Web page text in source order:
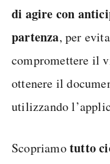
di agire con
partenza, per
compromettere il
ottenere il
utilizzando
Scopriamotutto